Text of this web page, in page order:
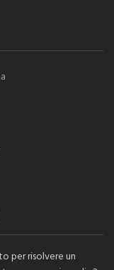
per risolvere un